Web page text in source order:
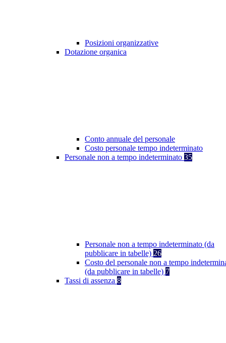
Posizioni organizzative
Dotazione organica
Conto annuale del personale
Costo personale tempo indeterminato
Personale non a tempo indeterminato 35
Personale non a tempo indeterminato (da
pubblicare in tabelle) 26
Costo del personale non a tempo
(da pubblicare in tabelle) 7
Tassi di assenza 8